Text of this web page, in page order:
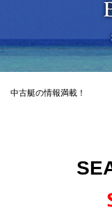
中古艇の情報満載！